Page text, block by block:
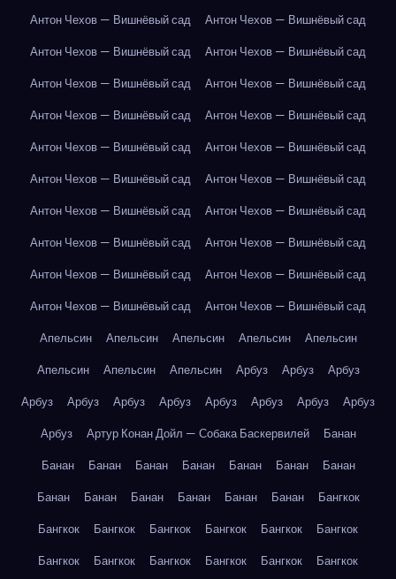
Антон Чехов — Вишнёвый сад
Антон Чехов — Вишнёвый сад
Антон Чехов — Вишнёвый сад
Антон Чехов — Вишнёвый сад
Антон Чехов — Вишнёвый сад
Антон Чехов — Вишнёвый сад
Антон Чехов — Вишнёвый сад
Антон Чехов — Вишнёвый сад
Антон Чехов — Вишнёвый сад
Антон Чехов — Вишнёвый сад
Антон Чехов — Вишнёвый сад
Антон Чехов — Вишнёвый сад
Антон Чехов — Вишнёвый сад
Антон Чехов — Вишнёвый сад
Антон Чехов — Вишнёвый сад
Антон Чехов — Вишнёвый сад
Антон Чехов — Вишнёвый сад
Антон Чехов — Вишнёвый сад
Антон Чехов — Вишнёвый сад
Антон Чехов — Вишнёвый сад
Апельсин
Апельсин Апельсин Апельсин
Апельсин
Апельсин
Апельсин Апельсин Арбуз Арбуз
Арбуз
Арбуз
Арбуз Арбуз Арбуз Арбуз Арбуз Арбуз
Арбуз
Арбуз
Артур Конан Дойл — Собака Баскервилей
Банан
Банан
Банан Банан Банан Банан Банан
Банан
Банан
Банан Банан Банан Банан Банан
Бангкок
Бангкок
Бангкок Бангкок Бангкок Бангкок
Бангкок
Бангкок
Бангкок Бангкок Бангкок Бангкок Бангкок